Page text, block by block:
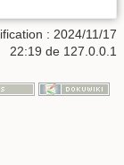
: 2024/11/17
22:19 de 127.0.0.1